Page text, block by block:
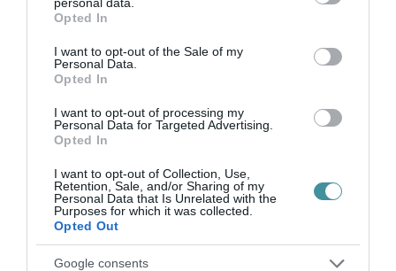
grant or deny consent to Google and its third-party tags to
use your data for below specified purposes in below Google
consent section.
Opted In
I want to opt-out of the Sale of my
Personal Data.
Opted In
I want to opt-out of processing my
Personal Data for Targeted Advertising.
Opted In
I want to opt-out of Collection, Use,
Retention, Sale, and/or Sharing of my
Personal Data that Is Unrelated with the
Purposes for which it was collected.
Opted Out
Google consents
2026. augusztus 08